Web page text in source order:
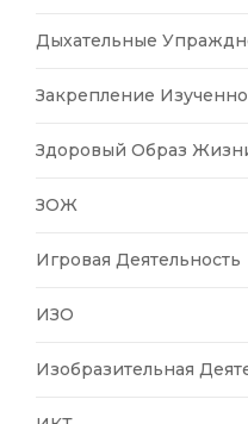
Дыхательные
Закрепление
Здоровый Образ
ЗОЖ
Игровая Деятельность
ИЗО
Изобразительная